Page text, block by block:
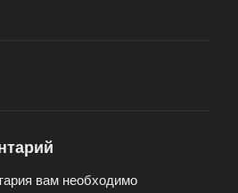
вам необходимо